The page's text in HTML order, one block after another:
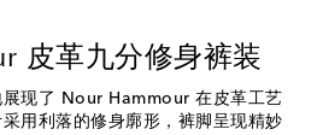
皮革九分修身裤装
现了 Nour Hammour 在皮革工艺
用利落的修身廓形，裤脚呈现精妙